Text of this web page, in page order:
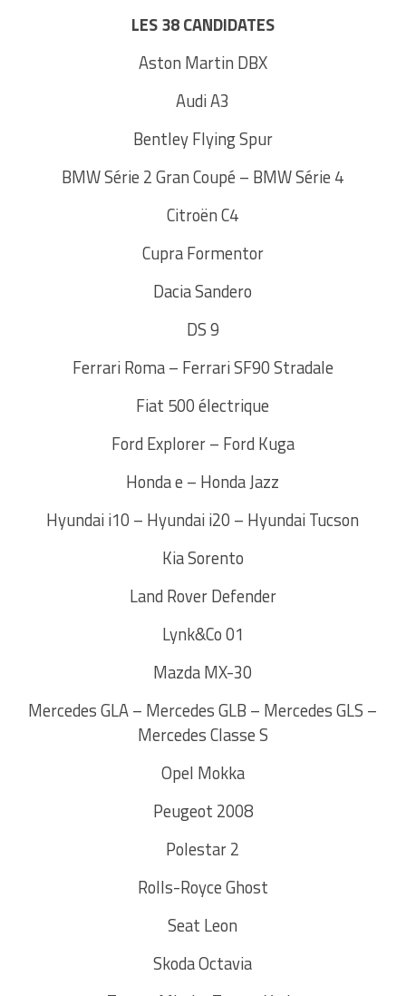
LES 38 CANDIDATES
Aston Martin DBX
Audi A3
Bentley Flying Spur
BMW Série 2 Gran Coupé – BMW Série 4
Citroën C4
Cupra Formentor
Dacia Sandero
DS 9
Ferrari Roma – Ferrari SF90 Stradale
Fiat 500 électrique
Ford Explorer – Ford Kuga
Honda e – Honda Jazz
Hyundai i10 – Hyundai i20 – Hyundai Tucson
Kia Sorento
Land Rover Defender
Lynk&Co 01
Mazda MX-30
Mercedes GLA – Mercedes GLB – Mercedes GLS –
Mercedes Classe S
Opel Mokka
Peugeot 2008
Polestar 2
Rolls-Royce Ghost
Seat Leon
Skoda Octavia